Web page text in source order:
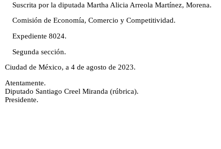
Suscrita por la diputada Martha Alicia Arreola Martínez, Morena.
Comisión de Economía, Comercio y Competitividad.
Expediente 8024.
Segunda sección.
Ciudad de México, a 4 de agosto de 2023.
Atentamente.
Diputado Santiago Creel Miranda (rúbrica).
Presidente.